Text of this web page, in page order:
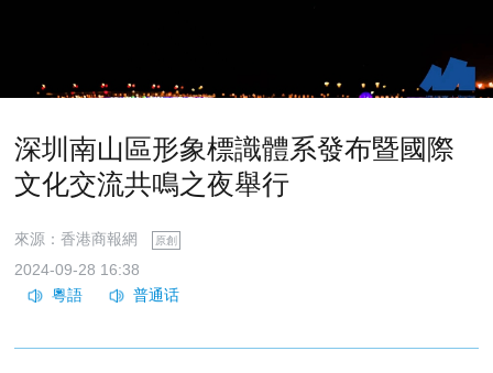
深圳南山區形象標識體系發布暨國際
文化交流共鳴之夜舉行
來源：香港商報網 原創
2024-09-28 16:38